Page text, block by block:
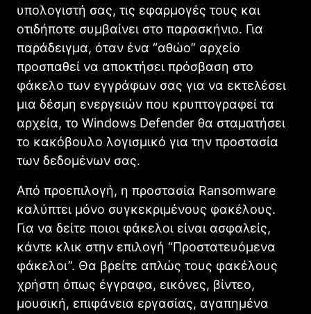
υπολογιστή σας, τις εφαρμογές τους και
οτιδήποτε συμβαίνει στο παρασκήνιο. Για
παράδειγμα, όταν ένα “αθώο” αρχείο
προσπαθεί να αποκτήσει πρόσβαση στο
φάκελο των εγγράφων σας για να εκτελέσει
μια δέσμη ενεργειών που κρυπτογραφεί τα
αρχεία, το Windows Defender θα σταματήσει
το κακόβουλο λογισμικό για την προστασία
των δεδομένων σας.
Από προεπιλογή, η προστασία Ransomware
καλύπτει μόνο συγκεκριμένους φακέλους.
Για να δείτε ποιοι φάκελοι είναι ασφαλείς,
κάντε κλικ στην επιλογή “Προστατευόμενα
φάκελοι”. Θα βρείτε απλώς τους φακέλους
χρήστη όπως έγγραφα, εικόνες, βίντεο,
μουσική, επιφάνεια εργασίας, αγαπημένα